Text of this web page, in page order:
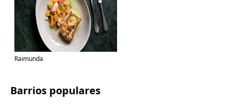
Raimunda
Barrios populares